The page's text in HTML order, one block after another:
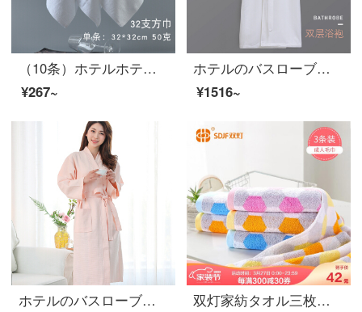
（10条）ホテルホテルのレストランで、おしぼり幼稚園の赤ちゃんタオルとタオルを拭いて、美容室で使う32本の平編みの全綿のスカーフは全綿の白の厚い50 g（10条）の白32 cm*32 cmです。
¥267~
ホテルのバスローブの二重タオル地パジャマの浴衣ファッションカップルの吸水力が長めの大人用ルームウェアの寝衣の白M（長さ110 cm、体重70 kg以下）
¥1516~
ホテルのバスローブのワッフルパジャマのファッションカップルの吸水力が長めの大人用ルームウェアの寝衣ピンクM（長さ110 cm、体重70 kg以下）
双灯家紡タオル三枚セットの男女と大人の顔拭きタオル快適カップルの顔拭きタオル新疆綿親肌用ナプキン粉/黄/青夢想空間3枚入り72*32 cm